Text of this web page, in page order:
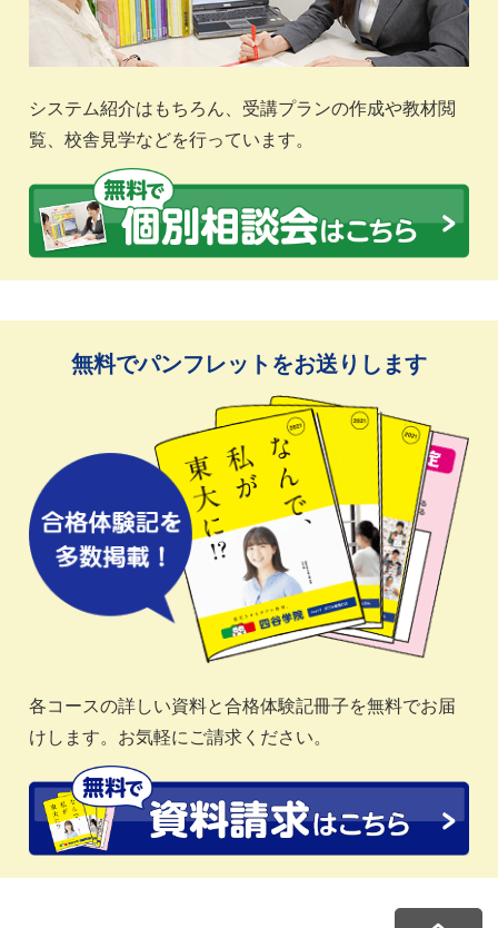
システム紹介はもちろん、受講プランの作成や教材閲
覧、校舎見学などを行っています。
無料でパンフレットをお送りします
各コースの詳しい資料と合格体験記冊子を無料でお届
けします。お気軽にご請求ください。